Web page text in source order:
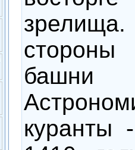
стороны
куранты